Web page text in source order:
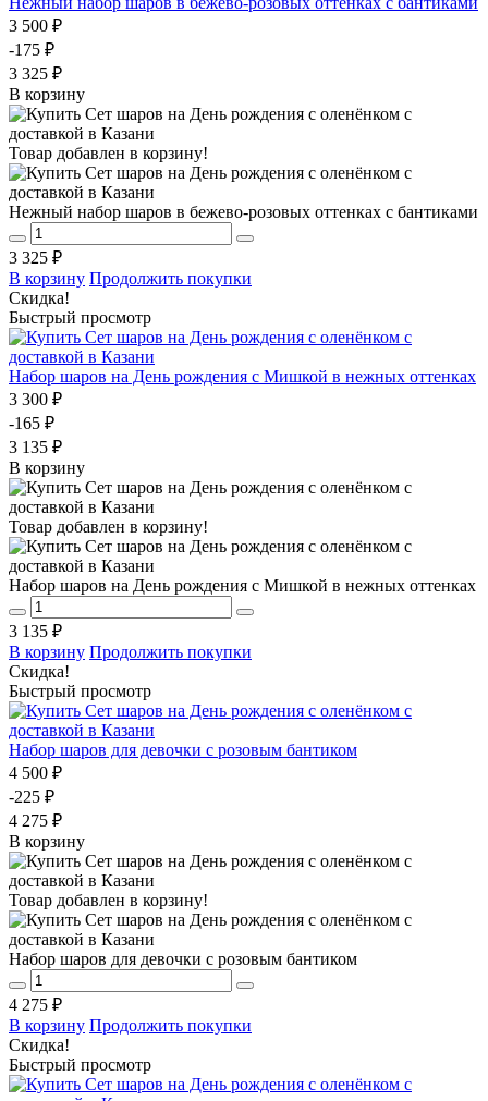
3 500 ₽
-175 ₽
3 325 ₽
В корзину
Товар добавлен в корзину!
Нежный набор шаров в бежево-розовых оттенках с бантиками
3 325 ₽
В корзину Продолжить покупки
Скидка!
Быстрый просмотр
Набор шаров на День рождения с Мишкой в нежных оттенках
3 300 ₽
-165 ₽
3 135 ₽
В корзину
Товар добавлен в корзину!
Набор шаров на День рождения с Мишкой в нежных оттенках
3 135 ₽
В корзину Продолжить покупки
Скидка!
Быстрый просмотр
Набор шаров для девочки с розовым бантиком
4 500 ₽
-225 ₽
4 275 ₽
В корзину
Товар добавлен в корзину!
Набор шаров для девочки с розовым бантиком
4 275 ₽
В корзину Продолжить покупки
Скидка!
Быстрый просмотр